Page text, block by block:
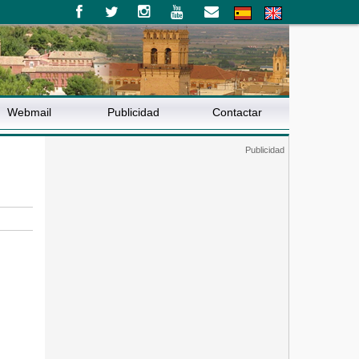
Webmail Publicidad Contactar